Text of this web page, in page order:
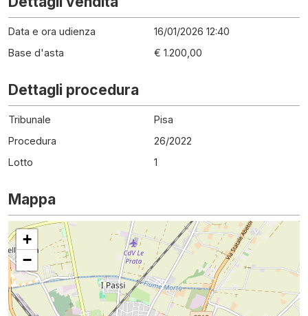
Data e ora udienza
16/01/2026 12:40
Base d'asta
€ 1.200,00
Dettagli procedura
Tribunale
Pisa
Procedura
26/2022
Lotto
1
Mappa
+
−